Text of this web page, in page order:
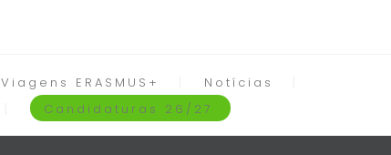
Viagens ERASMUS+
Notícias
Candidaturas 26/27